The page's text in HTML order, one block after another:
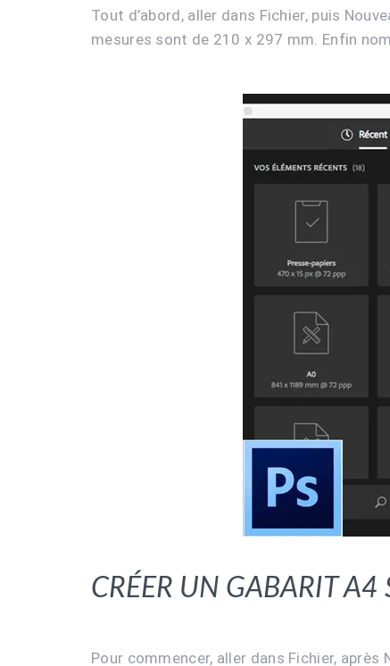
Tout d’abord, aller dans Fichier, puis
mesures sont de 210 x 297 mm. Enfin
Créer un gabarit A4
Pour commencer, aller dans Fichier,